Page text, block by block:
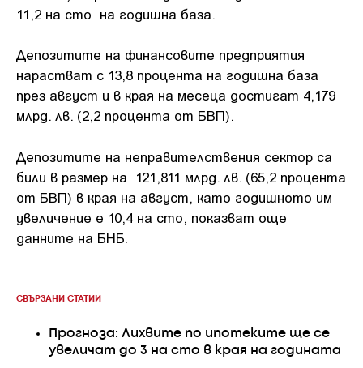
11,2 на сто на годишна база.
Депозитите на финансовите предприятия
нарастват с 13,8 процента на годишна база
през август и в края на месеца достигат 4,179
млрд. лв. (2,2 процента от БВП).
Депозитите на неправителствения сектор са
били в размер на 121,811 млрд. лв. (65,2 процента
от БВП) в края на август, като годишното им
увеличение е 10,4 на сто, показват още
данните на БНБ.
СВЪРЗАНИ СТАТИИ
Прогноза: Лихвите по ипотеките ще се
увеличат до 3 на сто в края на годината